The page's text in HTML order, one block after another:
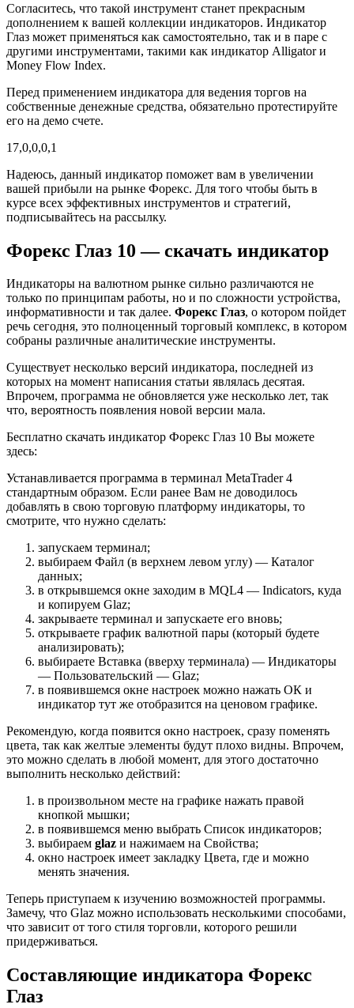
Согласитесь, что такой инструмент станет прекрасным
дополнением к вашей коллекции индикаторов. Индикатор
Глаз может применяться как самостоятельно, так и в паре с
другими инструментами, такими как индикатор Alligator и
Money Flow Index.
Перед применением индикатора для ведения торгов на
собственные денежные средства, обязательно протестируйте
его на демо счете.
17,0,0,0,1
Надеюсь, данный индикатор поможет вам в увеличении
вашей прибыли на рынке Форекс. Для того чтобы быть в
курсе всех эффективных инструментов и стратегий,
подписывайтесь на рассылку.
Форекс Глаз 10 — скачать индикатор
Индикаторы на валютном рынке сильно различаются не
только по принципам работы, но и по сложности устройства,
информативности и так далее. Форекс Глаз, о котором пойдет
речь сегодня, это полноценный торговый комплекс, в котором
собраны различные аналитические инструменты.
Существует несколько версий индикатора, последней из
которых на момент написания статьи являлась десятая.
Впрочем, программа не обновляется уже несколько лет, так
что, вероятность появления новой версии мала.
Бесплатно скачать индикатор Форекс Глаз 10 Вы можете
здесь:
Устанавливается программа в терминал MetaTrader 4
стандартным образом. Если ранее Вам не доводилось
добавлять в свою торговую платформу индикаторы, то
смотрите, что нужно сделать:
запускаем терминал;
выбираем Файл (в верхнем левом углу) — Каталог
данных;
в открывшемся окне заходим в MQL4 — Indicators, куда
и копируем Glaz;
закрываете терминал и запускаете его вновь;
открываете график валютной пары (который будете
анализировать);
выбираете Вставка (вверху терминала) — Индикаторы
— Пользовательский — Glaz;
в появившемся окне настроек можно нажать ОК и
индикатор тут же отобразится на ценовом графике.
Рекомендую, когда появится окно настроек, сразу поменять
цвета, так как желтые элементы будут плохо видны. Впрочем,
это можно сделать в любой момент, для этого достаточно
выполнить несколько действий:
в произвольном месте на графике нажать правой
кнопкой мышки;
в появившемся меню выбрать Список индикаторов;
выбираем glaz и нажимаем на Свойства;
окно настроек имеет закладку Цвета, где и можно
менять значения.
Теперь приступаем к изучению возможностей программы.
Замечу, что Glaz можно использовать несколькими способами,
что зависит от того стиля торговли, которого решили
придерживаться.
Составляющие индикатора Форекс
Глаз